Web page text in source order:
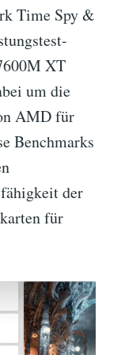
Time Spy &
XT
um die
AMD für
Benchmarks
der
für